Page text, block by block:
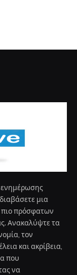
ενημέρωσης
μια
πρόσφατων
Ανακαλύψτε τα
τον
και ακρίβεια,
που
να